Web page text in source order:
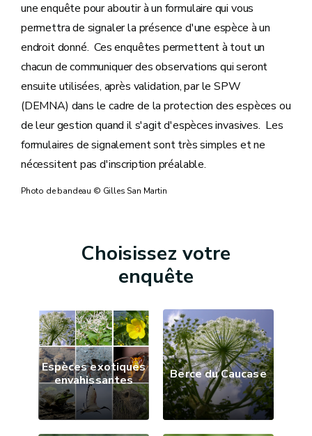
une enquête pour aboutir à un formulaire qui vous
permettra de signaler la présence d'une espèce à un
endroit donné. Ces enquêtes permettent à tout un
chacun de communiquer des observations qui seront
ensuite utilisées, après validation, par le SPW
(DEMNA) dans le cadre de la protection des espèces ou
de leur gestion quand il s'agit d'espèces invasives. Les
formulaires de signalement sont très simples et ne
nécessitent pas d'inscription préalable.
Photo de bandeau © Gilles San Martin
Choisissez votre
enquête
Espèces exotiques
envahissantes
Berce du Caucase